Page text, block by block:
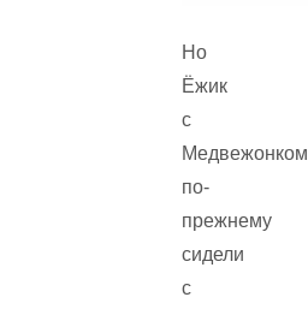
Но
Ёжик
с
Медвежонком
по-
прежнему
сидели
с